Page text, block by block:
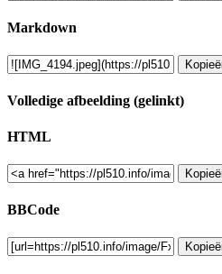
Markdown
Volledige afbeelding (gelinkt)
HTML
BBCode